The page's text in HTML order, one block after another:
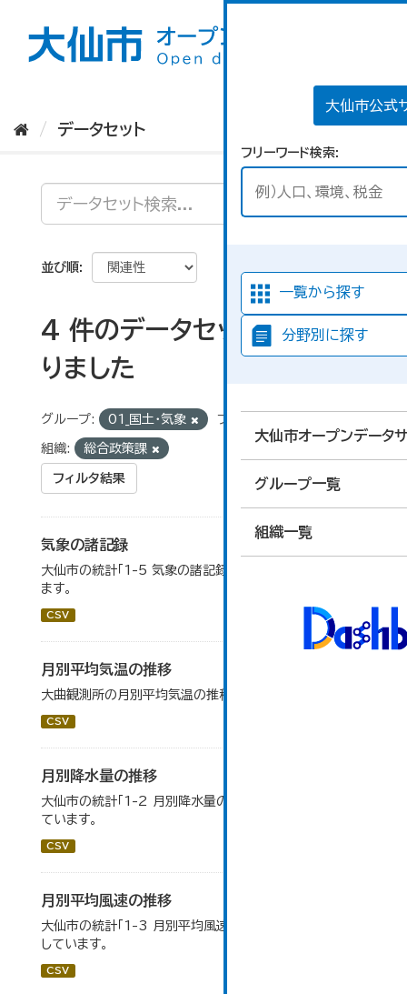
大仙市公式
フリーワード検索
一覧から探す
分野別に探す
大仙市オープンデータ
グループ一覧
組織一覧
データセット
並び順
4 件のデータセットが見つか
りました
グループ: 01_国土・気象 フォーマット:
組織: 総合政策課
フィルタ結果
気象の諸記録
大仙市の統計「1-5 気象の諸記録」のデータを参照してい
ます。
CSV
月別平均気温の推移
大曲観測所の月別平均気温の推移一覧です。
CSV
月別降水量の推移
大仙市の統計「1-2 月別降水量の推移」のデータを参照し
ています。
CSV
月別平均風速の推移
大仙市の統計「1-3 月別平均風速の推移」のデータを参照
しています。
CSV